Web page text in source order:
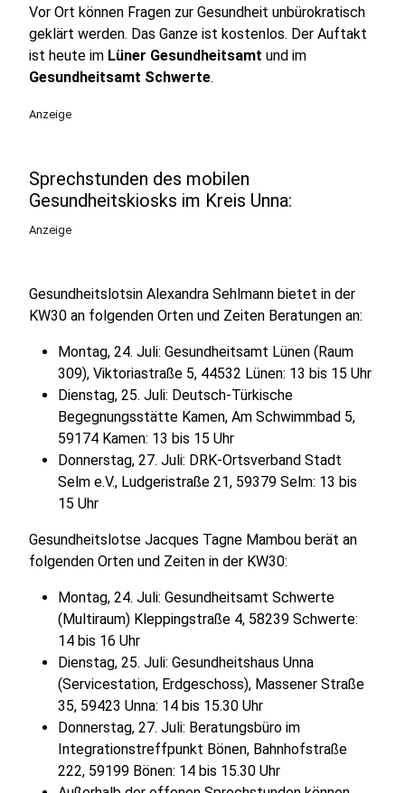
Vor Ort können Fragen zur Gesundheit unbürokratisch
geklärt werden. Das Ganze ist kostenlos. Der Auftakt
ist heute im Lüner Gesundheitsamt und im
Gesundheitsamt Schwerte.
Anzeige
Sprechstunden des mobilen
Gesundheitskiosks im Kreis Unna:
Anzeige
Gesundheitslotsin Alexandra Sehlmann bietet in der
KW30 an folgenden Orten und Zeiten Beratungen an:
Montag, 24. Juli: Gesundheitsamt Lünen (Raum
309), Viktoriastraße 5, 44532 Lünen: 13 bis 15 Uhr
Dienstag, 25. Juli: Deutsch-Türkische
Begegnungsstätte Kamen, Am Schwimmbad 5,
59174 Kamen: 13 bis 15 Uhr
Donnerstag, 27. Juli: DRK-Ortsverband Stadt
Selm e.V., Ludgeristraße 21, 59379 Selm: 13 bis
15 Uhr
Gesundheitslotse Jacques Tagne Mambou berät an
folgenden Orten und Zeiten in der KW30:
Montag, 24. Juli: Gesundheitsamt Schwerte
(Multiraum) Kleppingstraße 4, 58239 Schwerte:
14 bis 16 Uhr
Dienstag, 25. Juli: Gesundheitshaus Unna
(Servicestation, Erdgeschoss), Massener Straße
35, 59423 Unna: 14 bis 15.30 Uhr
Donnerstag, 27. Juli: Beratungsbüro im
Integrationstreffpunkt Bönen, Bahnhofstraße
222, 59199 Bönen: 14 bis 15.30 Uhr